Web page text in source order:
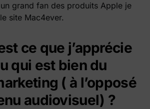
grand fan des produits Apple je
site Mac4ever.
ce que j’apprécie
qui est bien du
( à l’opposé
audiovisuel) ?